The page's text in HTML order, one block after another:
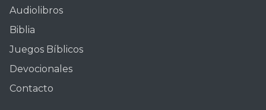
Audiolibros
Biblia
Juegos Bíblicos
Devocionales
Contacto